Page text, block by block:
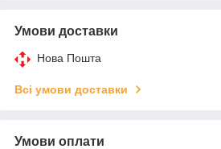
Умови доставки
Нова Пошта
Всі умови доставки
Умови оплати